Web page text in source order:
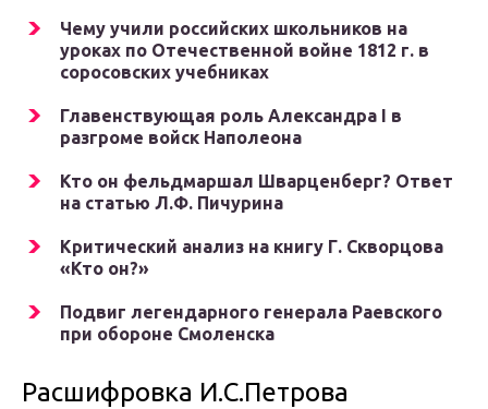
Чему учили российских школьников на
уроках по Отечественной войне 1812 г. в
соросовских учебниках
Главенствующая роль Александра I в
разгроме войск Наполеона
Кто он фельдмаршал Шварценберг? Ответ
на статью Л.Ф. Пичурина
Критический анализ на книгу Г. Скворцова
«Кто он?»
Подвиг легендарного генерала Раевского
при обороне Смоленска
Расшифровка И.С.Петрова